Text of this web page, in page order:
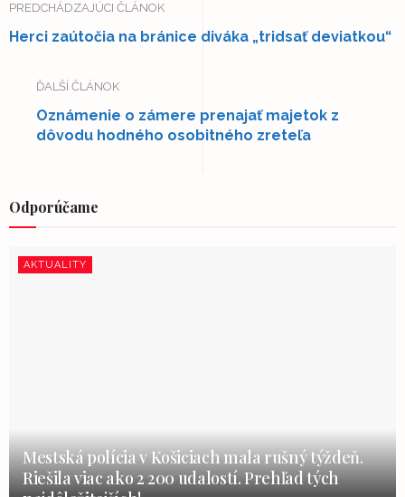
PREDCHÁDZAJÚCI ČLÁNOK
Herci zaútočia na bránice diváka „tridsať deviatkou“
ĎALŠÍ ČLÁNOK
Oznámenie o zámere prenajať majetok z
dôvodu hodného osobitného zreteľa
Odporúčame
AKTUALITY
Mestská polícia v Košiciach mala rušný týždeň.
Riešila viac ako 2 200 udalostí. Prehľad tých